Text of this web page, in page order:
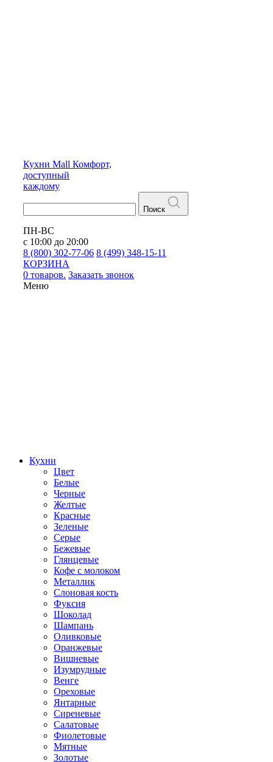
Кухни Mall Комфорт,
доступный
каждому
Поиск
ПН-ВС
с 10:00 до 20:00
8 (800) 302-77-06 8 (499) 348-15-11
КОРЗИНА
0 товаров. Заказать звонок
Меню
Кухни
Цвет
Белые
Черные
Желтые
Красные
Зеленые
Серые
Бежевые
Глянцевые
Кофе с молоком
Металлик
Слоновая кость
Фуксия
Шоколад
Шампань
Оливковые
Оранжевые
Вишневые
Изумрудные
Венге
Ореховые
Янтарные
Сиреневые
Салатовые
Фиолетовые
Мятные
Золотые